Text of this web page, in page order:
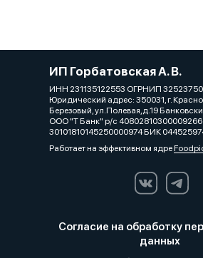
ИП Горбатовская А. В.
ИНН 231135122553 ОГРНИП
Юридический адрес: 350031, г.
Березовый, ул.Полевая,д.19
ООО "Т Банк" р/с
30101810145250000974 БИК
Работает на эффективном ядре
Согласие на обработку
данных